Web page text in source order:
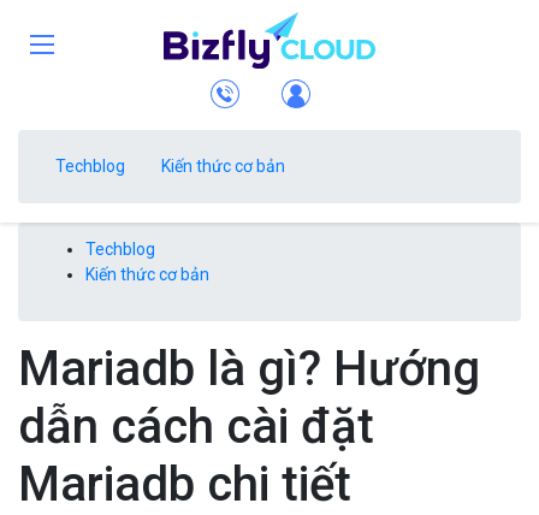
Techblog Kiến thức cơ bản
Techblog
Kiến thức cơ bản
Mariadb là gì? Hướng
dẫn cách cài đặt
Mariadb chi tiết